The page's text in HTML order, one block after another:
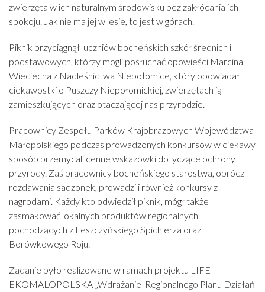
zwierzęta w ich naturalnym środowisku bez zakłócania ich
spokoju. Jak nie ma jej w lesie, to jest w górach.
Piknik przyciągnął uczniów bocheńskich szkół średnich i
podstawowych, którzy mogli posłuchać opowieści Marcina
Wieciecha z Nadleśnictwa Niepołomice, który opowiadał
ciekawostki o Puszczy Niepołomickiej, zwierzętach ją
zamieszkujących oraz otaczającej nas przyrodzie.
Pracownicy Zespołu Parków Krajobrazowych Województwa
Małopolskiego podczas prowadzonych konkursów w ciekawy
sposób przemycali cenne wskazówki dotyczące ochrony
przyrody. Zaś pracownicy bocheńskiego starostwa, oprócz
rozdawania sadzonek, prowadzili również konkursy z
nagrodami. Każdy kto odwiedził piknik, mógł także
zasmakować lokalnych produktów regionalnych
pochodzących z Leszczyńskiego Spichlerza oraz
Borówkowego Roju.
Zadanie było realizowane w ramach projektu LIFE
EKOMALOPOLSKA „Wdrażanie Regionalnego Planu Działań